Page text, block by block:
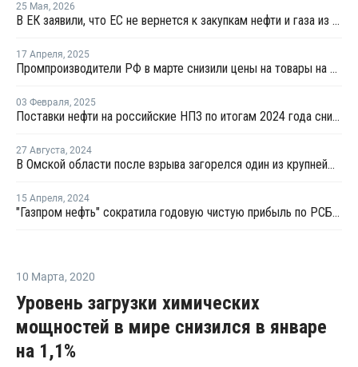
25 Мая, 2026
В ЕК заявили, что ЕС не вернется к закупкам нефти и газа из России
17 Апреля, 2025
Промпроизводители РФ в марте снизили цены на товары на 1,5%
03 Февраля, 2025
Поставки нефти на российские НПЗ по итогам 2024 года снизились на 2,5%
27 Августа, 2024
В Омской области после взрыва загорелся один из крупнейших НПЗ России
15 Апреля, 2024
"Газпром нефть" сократила годовую чистую прибыль по РСБУ на 16%
10 Марта, 2020
Уровень загрузки химических
мощностей в мире снизился в январе
на 1,1%